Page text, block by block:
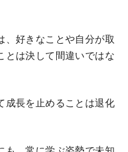
、好きなことや自分が取
とは決して間違いではな
成長を止めることは退化